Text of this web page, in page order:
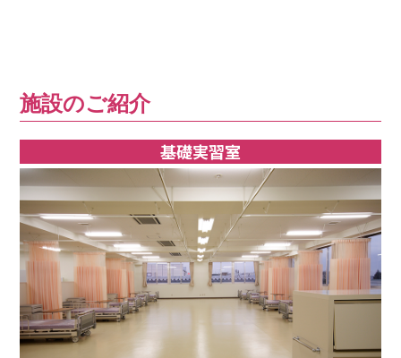
施設のご紹介
基礎実習室